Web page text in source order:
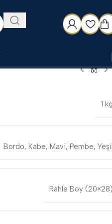
1
Bordo, Kabe, Mavi, Pembe,
Rahle Boy